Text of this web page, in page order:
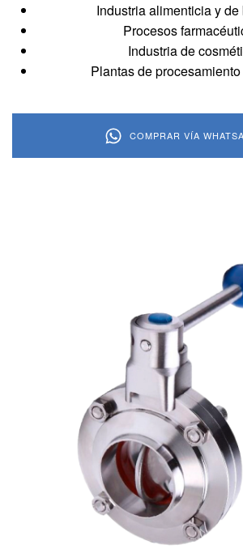
Industria alimenticia y de
Procesos
Industria de
Plantas de
COMPRAR VÍA